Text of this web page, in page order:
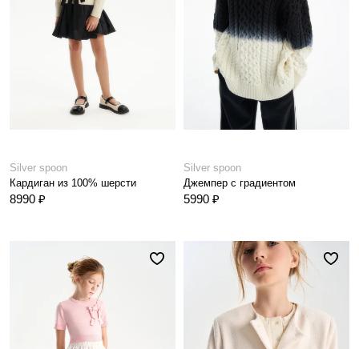
Silver spoon
Кардиган из 100% шерсти
8990 ₽
Silver spoon
Джемпер с градиентом
5990 ₽